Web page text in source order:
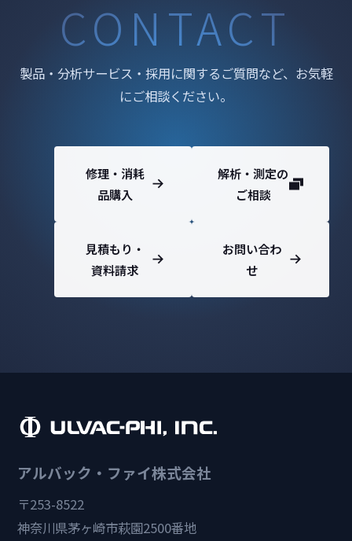
CONTACT
製品・分析サービス・採用に関するご質問など、お気軽
にご相談ください。
修理・消耗
品購入
解析・測定の
ご相談
見積もり・
資料請求
お問い合わ
せ
アルバック・ファイ株式会社
〒253-8522
神奈川県茅ヶ崎市萩園2500番地